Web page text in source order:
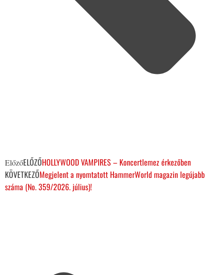
ElőzőELŐZŐHOLLYWOOD VAMPIRES – Koncertlemez érkezőben
KÖVETKEZŐMegjelent a nyomtatott HammerWorld magazin legújabb
száma (No. 359/2026. július)!